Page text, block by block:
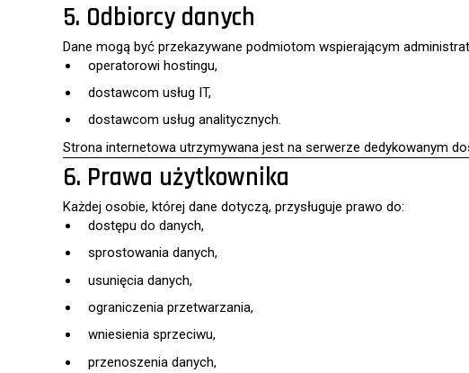
5. Odbiorcy danych
Dane mogą być przekazywane podmiotom wspierającym
operatorowi hostingu,
dostawcom usług IT,
dostawcom usług analitycznych.
Strona internetowa utrzymywana jest na serwerze dedykowanym
6. Prawa użytkownika
Każdej osobie, której dane dotyczą, przysługuje prawo do:
dostępu do danych,
sprostowania danych,
usunięcia danych,
ograniczenia przetwarzania,
wniesienia sprzeciwu,
przenoszenia danych,